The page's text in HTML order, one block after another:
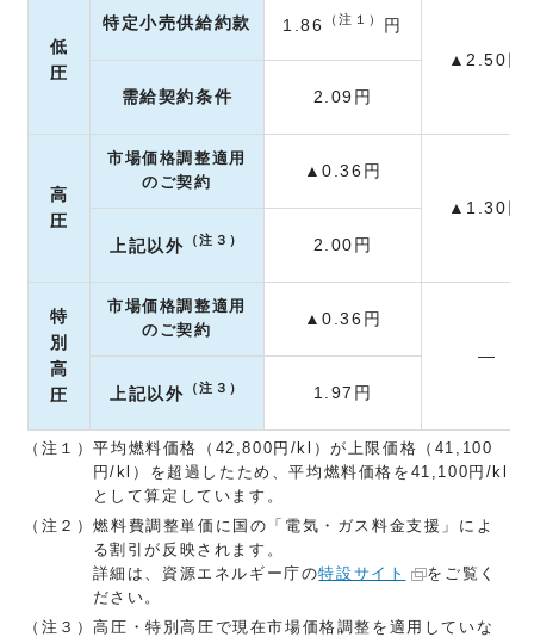
低
圧
特定小売供給約款 1.86 （注１） 円
▲2.50円
需給契約条件
2.09円
高
圧
市場価格調整適用
のご契約
▲0.36円
▲1.30円
上記以外 （注３） 2.00円
特
別
高
圧
市場価格調整適用
のご契約
▲0.36円
―
上記以外 （注３） 1.97円
（注１）平均燃料価格（42,800円/kl）が上限価格（41,100
円/kl）を超過したため、平均燃料価格を41,100円/kl
として算定しています。
（注２）燃料費調整単価に国の「電気・ガス料金支援」によ
る割引が反映されます。
詳細は、資源エネルギー庁の特設サイト
をご覧く
ださい。
（注３）高圧・特別高圧で現在市場価格調整を適用していな